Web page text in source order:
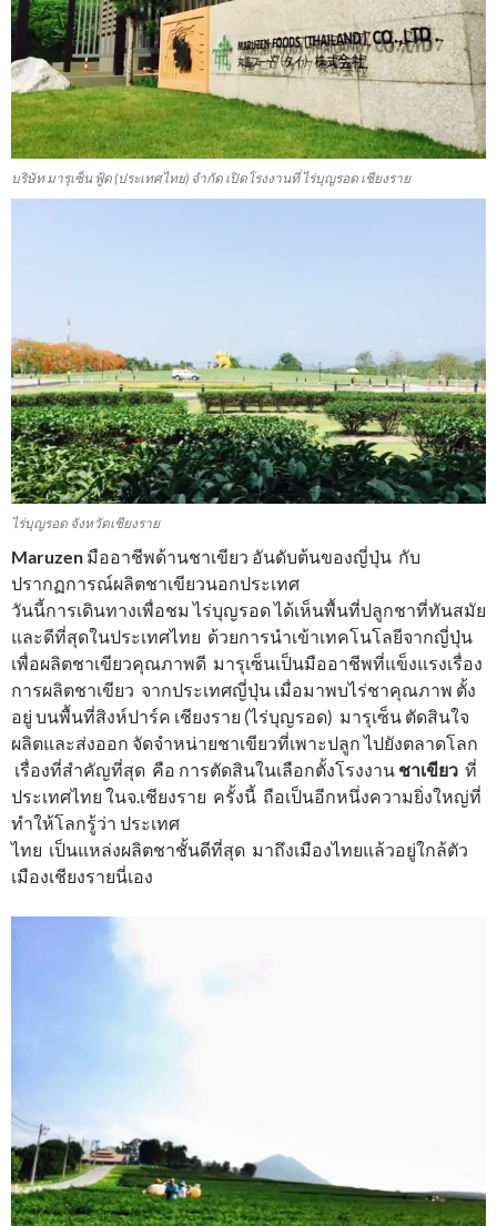
บริษัท มารุเซ็น ฟู้ด (ประเทศไทย) จำกัด เปิดโรงงานที่ ไร่บุญรอด เชียงราย
ไร่บุญรอด จังหวัดเชียงราย
Maruzen มืออาชีพด้านชาเขียว อันดับต้นของญี่ปุ่น กับ
ปรากฏการณ์ผลิตชาเขียวนอกประเทศ
วันนี้การเดินทางเพื่อชม ไร่บุญรอด ได้เห็นพื้นที่ปลูกชาที่ทันสมัย
และดีที่สุดในประเทศไทย ด้วยการนำเข้าเทคโนโลยีจากญี่ปุ่น
เพื่อผลิตชาเขียวคุณภาพดี มารุเซ็นเป็นมืออาชีพที่แข็งแรงเรื่อง
การผลิตชาเขียว จากประเทศญี่ปุ่น เมื่อมาพบไร่ชาคุณภาพ ตั้ง
อยู่ บนพื้นที่สิงห์ปาร์ค เชียงราย (ไร่บุญรอด) มารุเซ็น ตัดสินใจ
ผลิตและส่งออก จัดจำหน่ายชาเขียวที่เพาะปลูก ไปยังตลาดโลก
เรื่องที่สำคัญที่สุด คือ การตัดสินในเลือกตั้งโรงงาน ชาเขียว ที่
ประเทศไทย ในจ.เชียงราย ครั้งนี้ ถือเป็นอีกหนึ่งความยิ่งใหญ่ที่
ทำให้โลกรู้ว่า ประเทศ
ไทย เป็นแหล่งผลิตชาชั้นดีที่สุด มาถึงเมืองไทยแล้วอยู่ใกล้ตัว
เมืองเชียงรายนี่เอง